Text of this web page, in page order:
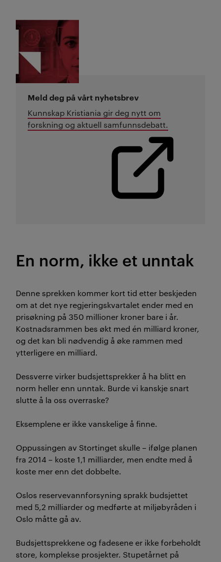
Meld deg på vårt nyhetsbrev
Kunnskap Kristiania gir deg nytt om
forskning og aktuell samfunnsdebatt.
En norm, ikke et unntak
Denne sprekken kommer kort tid etter beskjeden
om at det nye regjeringskvartalet ender med en
prisøkning på 350 millioner kroner bare i år.
Kostnadsrammen bes økt med én milliard kroner,
og det kan bli nødvendig å øke rammen med
ytterligere en milliard.
Dessverre virker budsjettsprekker å ha blitt en
norm heller enn unntak. Burde vi kanskje snart
slutte å la oss overraske?
Eksemplene er ikke vanskelige å finne.
Oppussingen av Stortinget skulle – ifølge planen
fra 2014 – koste 1,1 milliarder, men endte med å
koste mer enn det dobbelte.
Oslos reservevannforsyning sprakk budsjettet
med 5,2 milliarder og medførte at miljøbyråden i
Oslo måtte gå av.
Budsjettsprekkene og fadesene er ikke forbeholdt
store, komplekse prosjekter. Stupetårnet på